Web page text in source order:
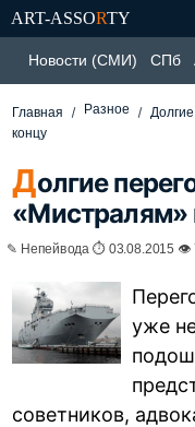
ART-ASSORTY
Новости (СМИ) СПб
Главная Разное
концу
Долгие
«Мистралям»
✎ Непейвода ⏱ 03.08.2015 👁
уже
советников,